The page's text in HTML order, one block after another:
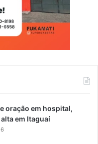
oração em hospital,
em Itaguaí